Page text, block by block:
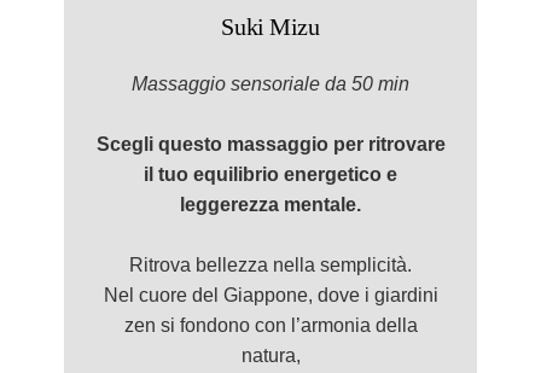
Suki Mizu
Massaggio sensoriale da 50 min
Scegli questo massaggio per ritrovare
il tuo equilibrio energetico e
leggerezza mentale.
Ritrova bellezza nella semplicità.
Nel cuore del Giappone, dove i giardini
zen si fondono con l’armonia della
natura,